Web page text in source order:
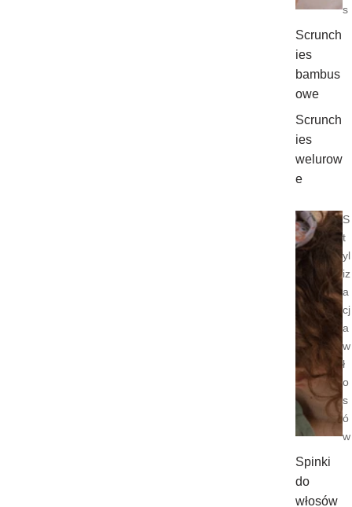
s
Scrunch
ies
bambus
owe
Scrunch
ies
welurow
e
S
t
yl
iz
a
cj
a
w
ł
o
s
ó
w
Spinki
do
włosów